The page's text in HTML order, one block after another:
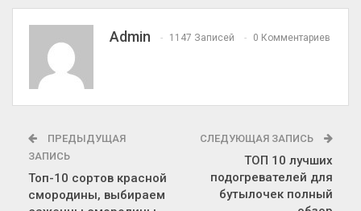
Admin 1147 Записей 0 Комментариев
ПРЕДЫДУЩАЯ
ЗАПИСЬ
Топ-10 сортов красной
смородины, выбираем
СЛЕДУЮЩАЯ ЗАПИСЬ
ТОП 10 лучших
подогревателей для
бутылочек полный